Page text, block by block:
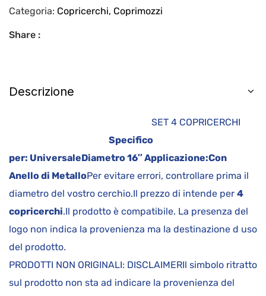
Categoria: Copricerchi, Coprimozzi
Share :
Descrizione
SET 4 COPRICERCHI
Specifico
per: UniversaleDiametro16″Applicazione:Con
Anello di MetalloPer evitare errori, controllare prima il
diametro del vostro cerchio.Il prezzo di intende per 4
copricerchi.Il prodotto è compatibile. La presenza del
logo non indica la provenienza ma la destinazione d uso
del prodotto.
PRODOTTI NON ORIGINALI: DISCLAIMERIl simbolo ritratto
sul prodotto non sta ad indicare la provenienza del